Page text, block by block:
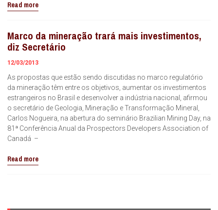
Read more
Marco da mineração trará mais investimentos,
diz Secretário
12/03/2013
As propostas que estão sendo discutidas no marco regulatório
da mineração têm entre os objetivos, aumentar os investimentos
estrangeiros no Brasil e desenvolver a indústria nacional, afirmou
o secretário de Geologia, Mineração e Transformação Mineral,
Carlos Nogueira, na abertura do seminário Brazilian Mining Day, na
81ª Conferência Anual da Prospectors Developers Association of
Canadá –
Read more